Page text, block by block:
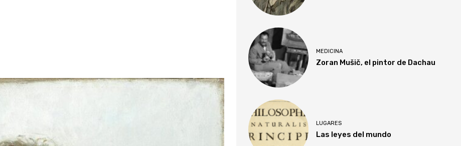
MEDICINA
Zoran Mušič, el pintor de Dachau
LUGARES
Las leyes del mundo